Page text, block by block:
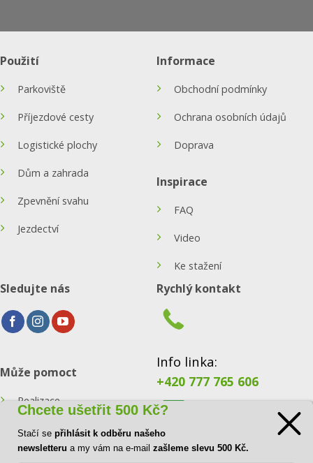
Použití
Parkoviště
Příjezdové cesty
Logistické plochy
Dům a zahrada
Zpevnění svahu
Jezdectví
Informace
Obchodní podmínky
Ochrana osobních údajů
Doprava
Inspirace
FAQ
Video
Ke stažení
Sledujte nás
Může pomoct
Realizace
Konfigurátor
Rychlý kontakt
Info linka:
+420 777 765 606
E-mail:
Chcete ušetřit 500 Kč?
Stačí se přihlásit k odběru našeho
newsletteru a my vám na e-mail zašleme slevu 500 Kč.